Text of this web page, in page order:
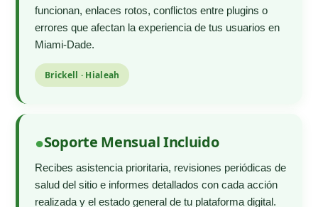
funcionan, enlaces rotos, conflictos entre plugins o
errores que afectan la experiencia de tus usuarios en
Miami-Dade.
Brickell · Hialeah
Soporte Mensual Incluido
Recibes asistencia prioritaria, revisiones periódicas de
salud del sitio e informes detallados con cada acción
realizada y el estado general de tu plataforma digital.